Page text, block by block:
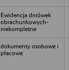
Ewidencja dniówek
obrachunkowych-
niekompletne
dokumenty osobowe i
płacowe